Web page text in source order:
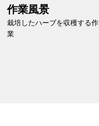
作業風景
栽培したハーブを収穫する作
業